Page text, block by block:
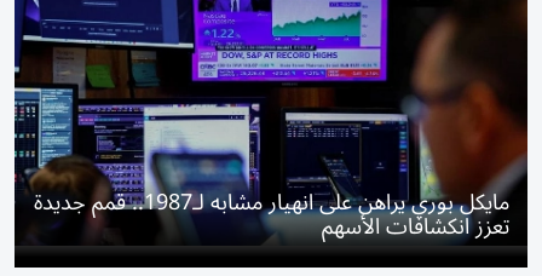
مايكل بوري يراهن على انهيار مشابه لـ1987.. قمم جديدة
تعزز انكشافات الأسهم